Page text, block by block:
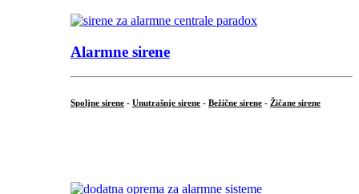
Alarmne sirene
Spoljne sirene - Unutrašnje sirene - Bežične sirene - Žičane sirene